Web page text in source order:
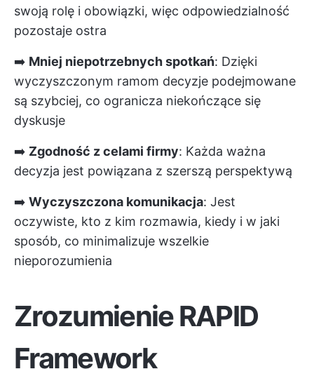
swoją rolę i obowiązki, więc odpowiedzialność
pozostaje ostra
➡️ Mniej niepotrzebnych spotkań: Dzięki
wyczyszczonym ramom decyzje podejmowane
są szybciej, co ogranicza niekończące się
dyskusje
➡️ Zgodność z celami firmy: Każda ważna
decyzja jest powiązana z szerszą perspektywą
➡️ Wyczyszczona komunikacja: Jest
oczywiste, kto z kim rozmawia, kiedy i w jaki
sposób, co minimalizuje wszelkie
nieporozumienia
Zrozumienie RAPID
Framework